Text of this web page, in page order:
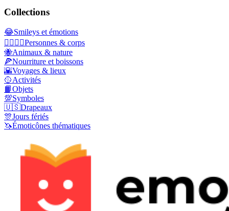
Collections
😂Smileys et émotions
👩‍❤️‍💋‍👨Personnes & corps
🐝Animaux & nature
🍕Nourriture et boissons
🌇Voyages & lieux
🥎Activités
📙Objets
💯Symboles
🇺🇸Drapeaux
🎊Jours fériés
🦄Émoticônes thématiques